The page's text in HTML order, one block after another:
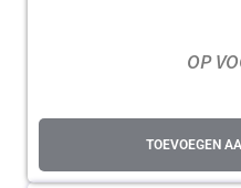
OP
TOEVOEGEN